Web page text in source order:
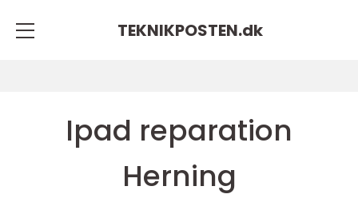
TEKNIKPOSTEN.dk
Ipad reparation
Herning